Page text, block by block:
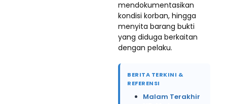
mendokumentasikan
kondisi korban, hingga
menyita barang bukti
yang diduga berkaitan
dengan pelaku.
BERITA TERKINI &
REFERENSI
Malam Terakhir